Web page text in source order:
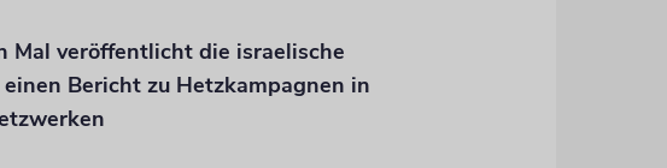
Mal veröffentlicht die israelische
Bericht zu Hetzkampagnen in